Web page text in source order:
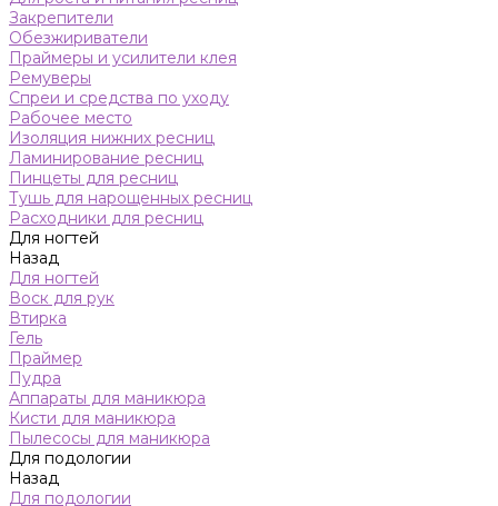
Закрепители
Обезжириватели
Праймеры и усилители клея
Ремуверы
Спреи и средства по уходу
Рабочее место
Изоляция нижних ресниц
Ламинирование ресниц
Пинцеты для ресниц
Тушь для нарощенных ресниц
Расходники для ресниц
Для ногтей
Назад
Для ногтей
Воск для рук
Втирка
Гель
Праймер
Пудра
Аппараты для маникюра
Кисти для маникюра
Пылесосы для маникюра
Для подологии
Назад
Для подологии